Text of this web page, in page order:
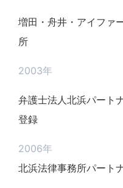
増田・舟井・アイファ
所
2003年
弁護士法人北浜パート
登録
2006年
北浜法律事務所パート